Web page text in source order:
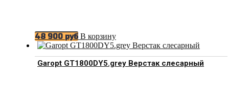
48 900 руб В корзину
Garopt GT1800DY5.grey Верстак слесарный